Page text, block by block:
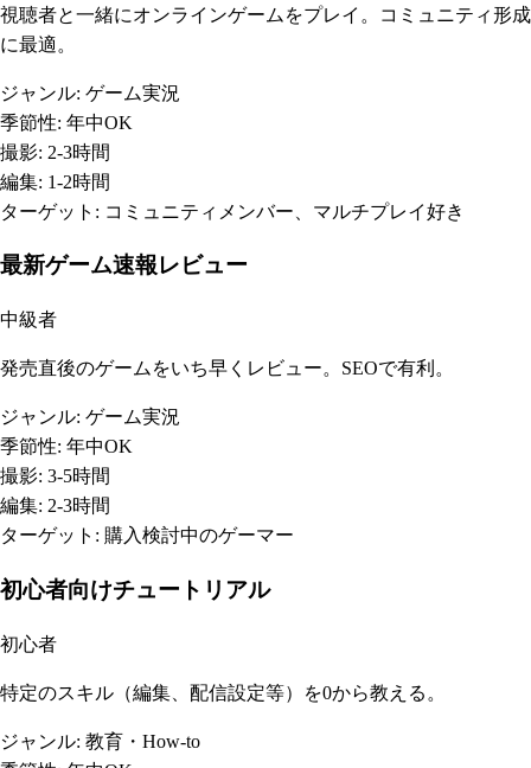
視聴者と一緒にオンラインゲームをプレイ。コミュニティ形成
に最適。
ジャンル: ゲーム実況
季節性: 年中OK
撮影: 2-3時間
編集: 1-2時間
ターゲット: コミュニティメンバー、マルチプレイ好き
最新ゲーム速報レビュー
中級者
発売直後のゲームをいち早くレビュー。SEOで有利。
ジャンル: ゲーム実況
季節性: 年中OK
撮影: 3-5時間
編集: 2-3時間
ターゲット: 購入検討中のゲーマー
初心者向けチュートリアル
初心者
特定のスキル（編集、配信設定等）を0から教える。
ジャンル: 教育・How-to